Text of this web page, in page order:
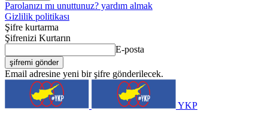
Parolanızı mı unuttunuz? yardım almak
Gizlilik politikası
Şifre kurtarma
Şifrenizi Kurtarın
E-posta
Email adresine yeni bir şifre gönderilecek.
YKP